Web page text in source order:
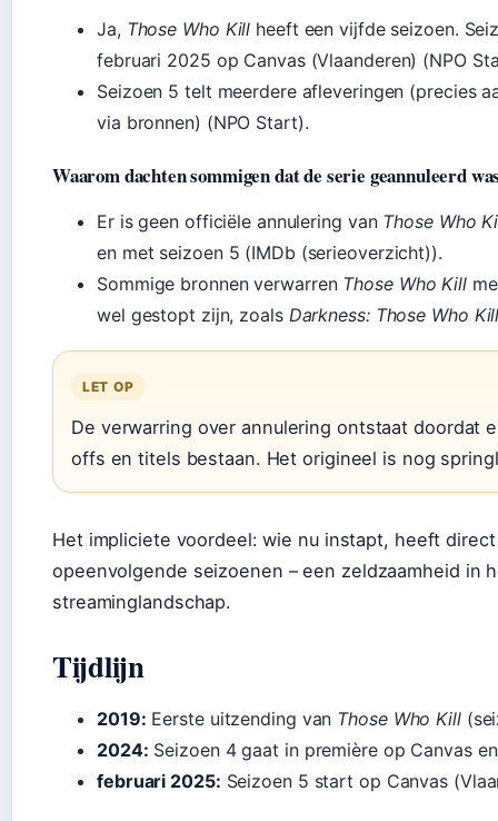
Ja, Those Who Kill heeft een vijfde seizoen.
februari 2025 op Canvas (Vlaanderen) (NPO
Seizoen 5 telt meerdere afleveringen (precies
via bronnen) (NPO Start).
Waarom dachten sommigen dat de serie geannuleerd
Er is geen officiële annulering van Those Who
en met seizoen 5 (IMDb (serieoverzicht)).
Sommige bronnen verwarren Those Who Kill
wel gestopt zijn, zoals Darkness: Those Who
LET OP
De verwarring over annulering ontstaat doordat
offs en titels bestaan. Het origineel is nog
Het impliciete voordeel: wie nu instapt, heeft
opeenvolgende seizoenen – een zeldzaamheid in
streaminglandschap.
Tijdlijn
2019: Eerste uitzending van Those Who Kill
2024: Seizoen 4 gaat in première op Canvas
februari 2025: Seizoen 5 start op Canvas